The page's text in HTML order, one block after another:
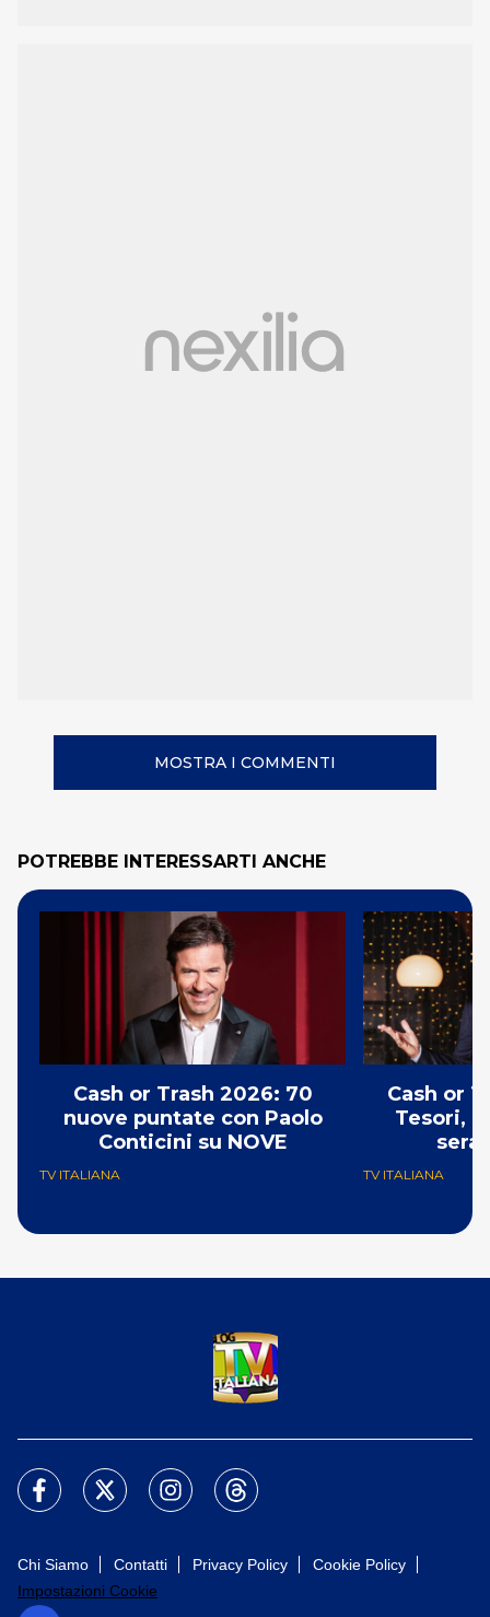
MOSTRA I COMMENTI
POTREBBE INTERESSARTI ANCHE
Cash or Trash 2026: 70
nuove puntate con Paolo
Conticini su NOVE
TV ITALIANA
Cash or
Tesori,
TV ITALIANA
Chi Siamo Contatti Privacy Policy
Cookie Policy
Impostazioni Cookie